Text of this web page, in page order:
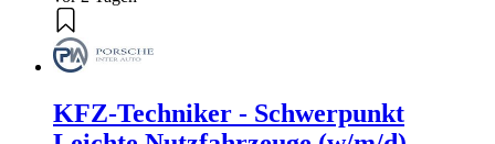
KFZ-Techniker - Schwerpunkt